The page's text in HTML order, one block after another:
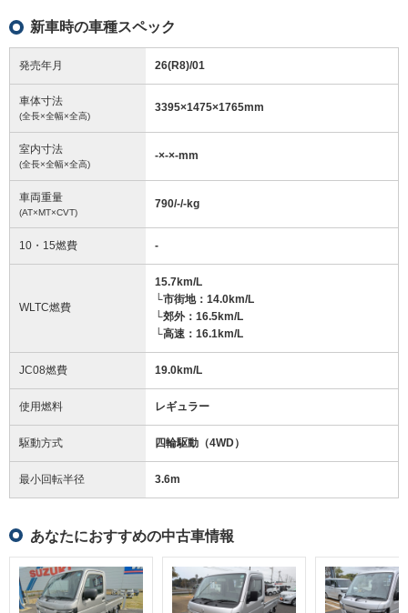
新車時の車種スペック
発売年月 26(R8)/01
車体寸法
(全長×全幅×全高)
3395×1475×1765mm
室内寸法
(全長×全幅×全高)
-×-×-mm
車両重量
(AT×MT×CVT)
790/-/-kg
10・15燃費 -
WLTC燃費
15.7km/L
└市街地：14.0km/L
└郊外：16.5km/L
└高速：16.1km/L
JC08燃費 19.0km/L
使用燃料 レギュラー
駆動方式 四輪駆動（4WD）
最小回転半径 3.6m
あなたにおすすめの中古車情報